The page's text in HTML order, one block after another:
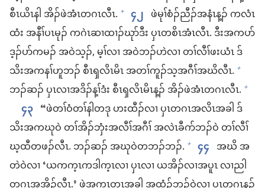
စီၤ​ယိၤနါ အိၣ်​ဖဲ​အံၤ​တဂၤ​လီၤ. + ၄၂ ဖဲ​မုၢ်​စံၣ်​ညီၣ်​အ​နံၤ​န့ၣ်​ က​လံၤ​
ထံး အ​နီၢ်​ပၤ​မုၣ်​ က​ဂဲၤ​ဆၢ​ထၢၣ်​ဃုာ်​ဒီး ပှၤ​တ​စိၤ​အံၤ​လီၤ. ဒီး​အ​က​ပာ်
ဒ့ၣ်​ပာ်​ကမၣ်​ အဝဲသ့ၣ်, မ့ၢ်​လၢ အ​ဝဲ​ဘၣ်​ဟဲ​လၢ တၢ်လီၢ်​ဖးယံၤ ဒ်
သိး​အ​က​နၢ်ဟူ​ဘၣ်​ စီၤ​ၡလိၤမိၤ အ​တၢ်​ကူၣ်သ့​အဂီၢ်​အဃိ​လီၤ. +
ဘၣ်ဆၣ်​ ပှၤလၢ​အဒိၣ်​န့ၢ်ဒံး စီၤ​ၡလိၤမိၤ​န့ၣ်​ အိၣ်​ဖဲ​အံၤ​တဂၤ​လီၤ. +
၄၃ “ဖဲ​တၢ်ဝံ​တၢ်နါ​တဒု ဟးထီၣ်​လၢ ပှၤ​တဂၤ​အလိၤ​အခါ ဒ်
သိး​အ​က​ဃုဝဲ တၢ်​အိၣ်ဘှံး​အလီၢ်​အဂီၢ် အ​လဲၤ​ခီဂာ်​ဘၣ်​ဝဲ တၢ်လီၢ်​
ဃ့ထီ​တဖၣ်​လီၤ. ဘၣ်ဆၣ်​ အ​ဃု​ဝဲ​တ​ဘၣ်​ဘၣ်. + ၄၄ အဃိ အ​
တဲ​ဝဲ​လၢ ‘ယ​က​က့ၤကဒါ​က့ၤ​လၢ ပှၤလၢ ယ​အိၣ်​လၢ​အ​ပူၤ လၢညါ​